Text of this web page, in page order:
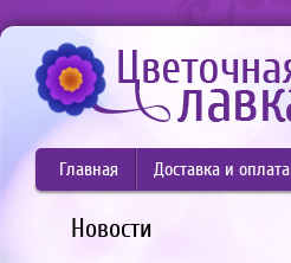
Главная Доставка и оплата
Новости